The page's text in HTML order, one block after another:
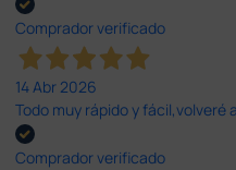
Comprador verificado
14 Abr 2026
Todo muy rápido y fácil,volveré
Comprador verificado